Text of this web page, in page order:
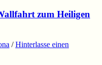
zum Heiligen
/Hinterlasse einen